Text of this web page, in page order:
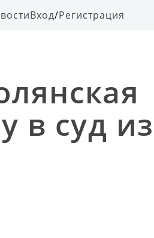
Вход/Регистрация
в суд